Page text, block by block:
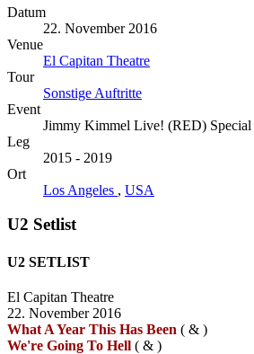
Datum
22. November 2016
Venue
El Capitan Theatre
Tour
Sonstige Auftritte
Event
Jimmy Kimmel Live! (RED) Special
Leg
2015 - 2019
Ort
Los Angeles , USA
U2 Setlist
U2 SETLIST
El Capitan Theatre
22. November 2016
What A Year This Has Been ( & )
We're Going To Hell ( & )